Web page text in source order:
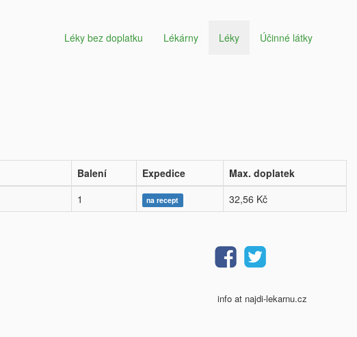
Léky bez doplatku Lékárny Léky Účinné látky
Balení Expedice
Max. doplatek
1 na recept 32,56 Kč
info at najdi-lekarnu.cz